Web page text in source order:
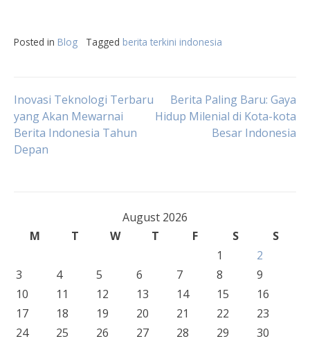
Posted in Blog Tagged berita terkini indonesia
Post
navigation
Inovasi Teknologi Terbaru
yang Akan Mewarnai
Berita Indonesia Tahun
Depan
Berita Paling Baru: Gaya
Hidup Milenial di Kota-kota
Besar Indonesia
August 2026
M
T W T F S
S
1
2
3
4 5 6 7 8
9
10
11 12 13 14 15
16
17
18 19 20 21 22
23
24
25 26 27 28 29
30